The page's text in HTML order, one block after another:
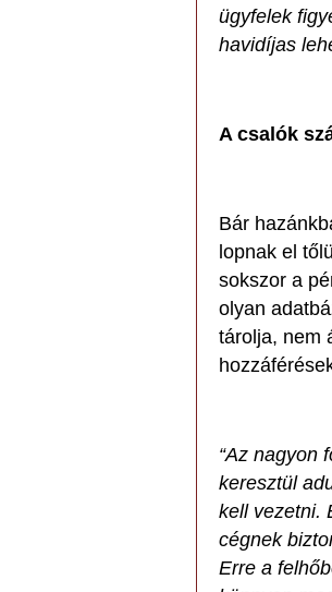
ügyfelek
havidíjas
A csalók
Bár
lopnak el
sokszor a
olyan
tárolja, nem
“Az nagyon
keresztül
kell vezetni.
cégnek
Erre a